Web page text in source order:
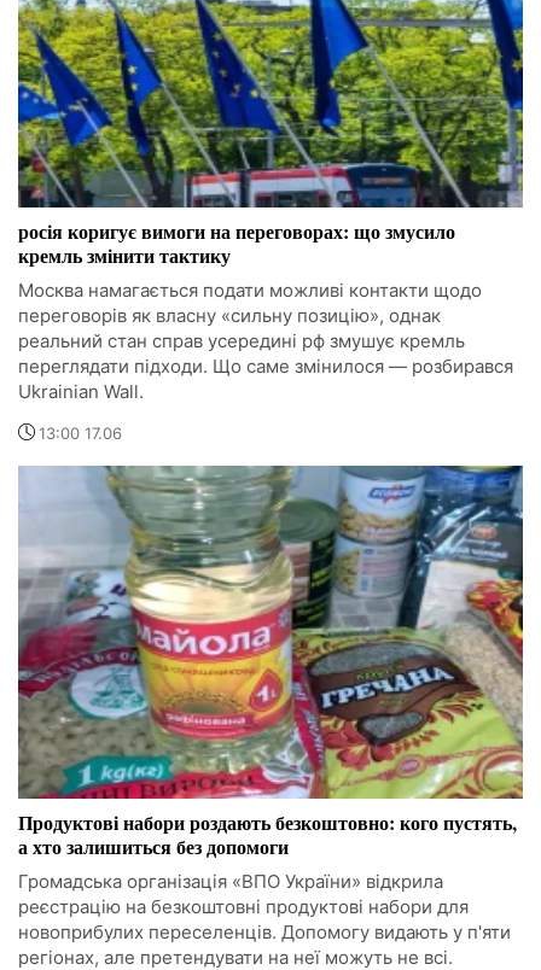
росія коригує вимоги на переговорах: що змусило
кремль змінити тактику
Москва намагається подати можливі контакти щодо
переговорів як власну «сильну позицію», однак
реальний стан справ усередині рф змушує кремль
переглядати підходи. Що саме змінилося — розбирався
Ukrainian Wall.
13:00 17.06
Продуктові набори роздають безкоштовно: кого пустять,
а хто залишиться без допомоги
Громадська організація «ВПО України» відкрила
реєстрацію на безкоштовні продуктові набори для
новоприбулих переселенців. Допомогу видають у п'яти
регіонах, але претендувати на неї можуть не всі.